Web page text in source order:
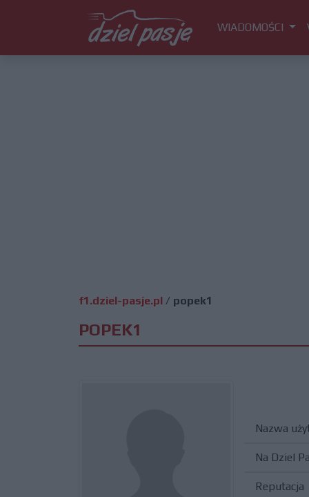
WIADOMOŚCI
f1.dziel-pasje.pl / popek1
POPEK1
Nazwa
Na Dziel
Reputacja